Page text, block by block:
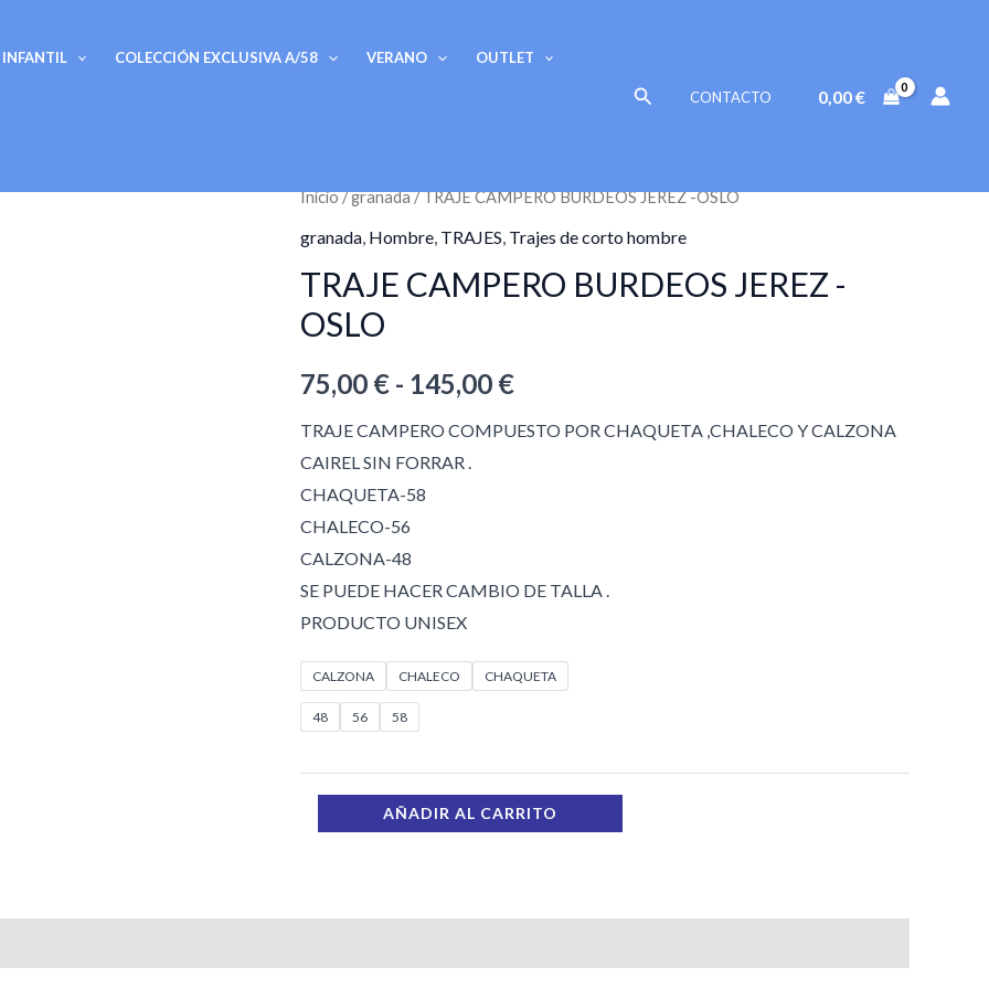
INFANTIL COLECCIÓN EXCLUSIVA A/58 VERANO OUTLET
BuscarCONTACTO 0,00€
Inicio/granada/ TRAJE CAMPERO BURDEOS JEREZ -OSLO
granada Hombre TRAJES Trajes de corto hombre
TRAJE CAMPERO BURDEOS JEREZ -
OSLO
75,00 € - 145,00 €
Rango
de
precios:
75,00 €
hasta
TRAJE CAMPERO COMPUESTO POR CHAQUETA ,CHALECO Y CALZONA
CAIREL SIN FORRAR .
CHAQUETA-58
CHALECO-56
CALZONA-48
SE PUEDE HACER CAMBIO DE TALLA .
PRODUCTO UNISEX
CALZONA CHALECO CHAQUETA
48 56 58
TRAJE
CAMPERO
JEREZ
-
cantidad
AÑADIR AL CARRITO
hasta